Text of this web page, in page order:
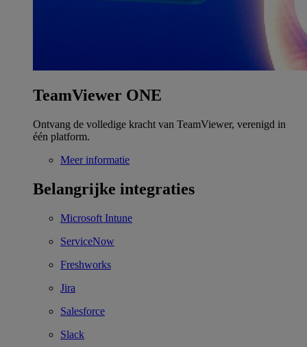
TeamViewer ONE
Ontvang de volledige kracht van TeamViewer, verenigd in
één platform.
Meer informatie
Belangrijke integraties
Microsoft Intune
ServiceNow
Freshworks
Jira
Salesforce
Slack